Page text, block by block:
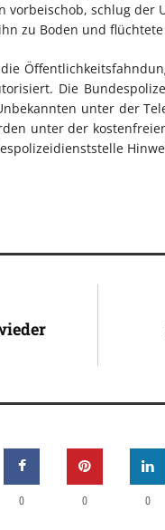
schlug der
zu Boden und
Die
unter der
unter der
0 0 0